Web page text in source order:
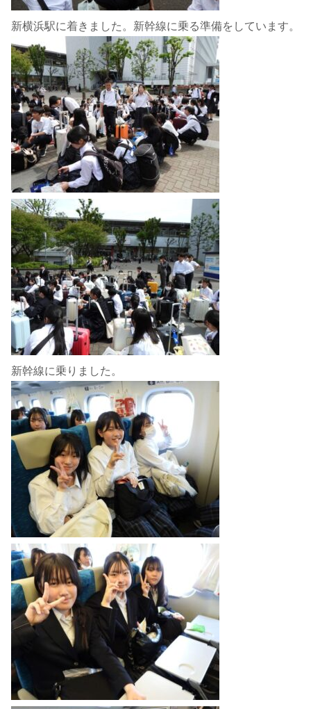
新横浜駅に着きました。新幹線に乗る準備をしています。
新幹線に乗りました。